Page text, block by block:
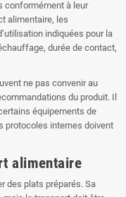
conformément à leur
alimentaire, les
indiquées pour la
durée de contact,
ne pas convenir au
du produit. Il
équipements de
protocoles internes doivent
alimentaire
des plats préparés. Sa